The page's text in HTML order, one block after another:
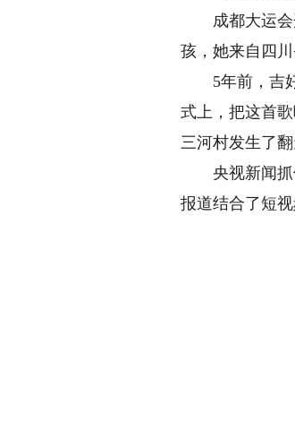
成都大运会开
孩，她来自四
5年前，吉好
式上，把这首
三河村发生了
央视新闻抓住
报道结合了短